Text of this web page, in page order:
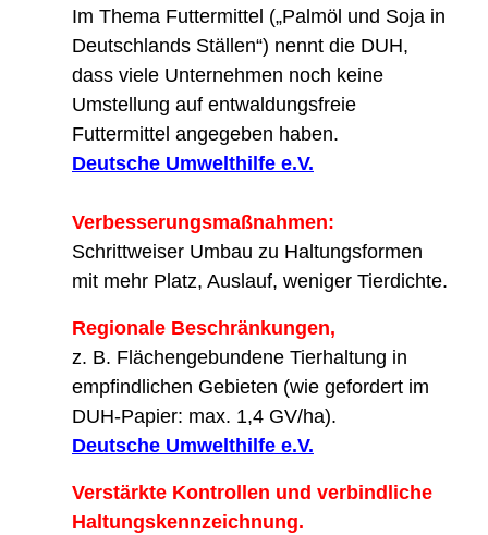
Im Thema Futtermittel („Palmöl und Soja in
Deutschlands Ställen“) nennt die DUH,
dass viele Unternehmen noch keine
Umstellung auf entwaldungsfreie
Futtermittel angegeben haben.
Deutsche Umwelthilfe e.V.
Verbesserungsmaßnahmen:
Schrittweiser Umbau zu Haltungsformen
mit mehr Platz, Auslauf, weniger Tierdichte.
Regionale Beschränkungen,
z. B. Flächengebundene Tierhaltung in
empfindlichen Gebieten (wie gefordert im
DUH‐Papier: max. 1,4 GV/ha).
Deutsche Umwelthilfe e.V.
Verstärkte Kontrollen und verbindliche
Haltungskennzeichnung.